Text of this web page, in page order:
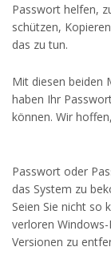
Passwort helfen,
schützen,
das zu tun.
Mit diesen beiden
haben Ihr
können. Wir
Passwort oder
das System zu
Seien Sie nicht so
verloren
Versionen zu